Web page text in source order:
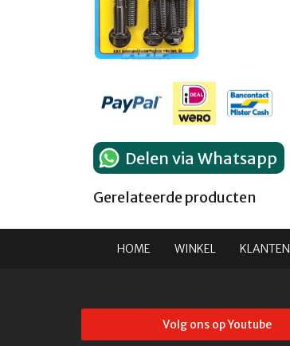
Delen via Whatsapp
Gerelateerde producten
HOME WINKEL KLANTEN
Volg ons op Youtube